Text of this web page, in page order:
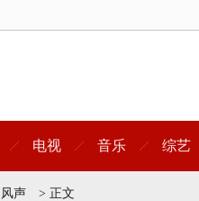
电视 音乐 综艺
风声 > 正文